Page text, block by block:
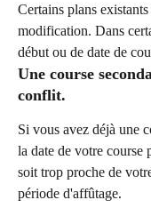
Certains plans
modification. Dans
début ou de date de
Une course
conflit.
Si vous avez déjà une
la date de votre course
soit trop proche de
période d'affûtage.